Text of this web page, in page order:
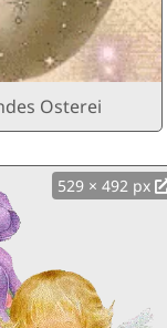
Osterei
529 × 492 px